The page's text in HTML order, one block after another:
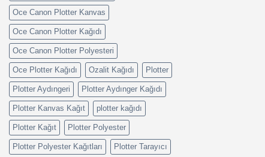
Oce Canon Plotter Kanvas
Oce Canon Plotter Kağıdı
Oce Canon Plotter Polyesteri
Oce Plotter Kağıdı Ozalit Kağıdı Plotter
Plotter Aydıngeri Plotter Aydınger Kağıdı
Plotter Kanvas Kağıt plotter kağıdı
Plotter Kağıt Plotter Polyester
Plotter Polyester Kağıtları Plotter Tarayıcı